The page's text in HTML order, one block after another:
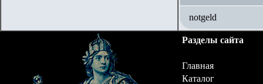
notgeld
Разделы сайта
Главная
Каталог